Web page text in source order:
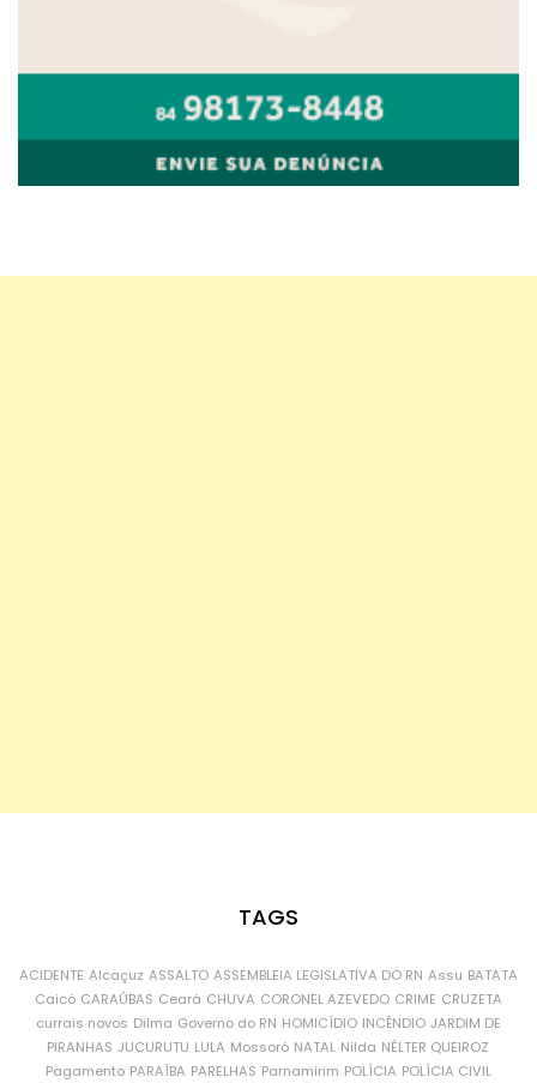
TAGS
ACIDENTE Alcaçuz ASSALTO ASSEMBLEIA LEGISLATIVA DO RN Assu BATATA
Caicó CARAÚBAS Ceará CHUVA CORONEL AZEVEDO CRIME CRUZETA
currais novos Dilma Governo do RN HOMICÍDIO INCÊNDIO JARDIM DE
PIRANHAS JUCURUTU LULA Mossoró NATAL Nilda NÉLTER QUEIROZ
Pagamento PARAÍBA PARELHAS Parnamirim POLÍCIA POLÍCIA CIVIL